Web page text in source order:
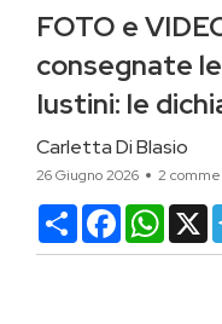
FOTO e
consegnate
Iustini: le
Carletta Di Blasio
26 Giugno 2026 2
CondividiFacebookX